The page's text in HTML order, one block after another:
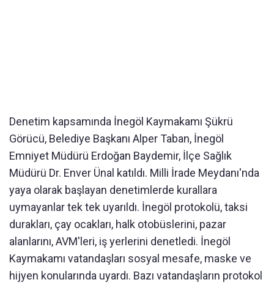
Denetim kapsamında İnegöl Kaymakamı Şükrü
Görücü, Belediye Başkanı Alper Taban, İnegöl
Emniyet Müdürü Erdoğan Baydemir, İlçe Sağlık
Müdürü Dr. Enver Ünal katıldı. Milli İrade Meydanı'nda
yaya olarak başlayan denetimlerde kurallara
uymayanlar tek tek uyarıldı. İnegöl protokolü, taksi
durakları, çay ocakları, halk otobüslerini, pazar
alanlarını, AVM'leri, iş yerlerini denetledi. İnegöl
Kaymakamı vatandaşları sosyal mesafe, maske ve
hijyen konularında uyardı. Bazı vatandaşların protokol